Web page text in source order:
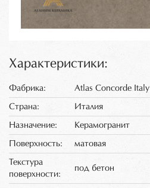
Характеристики:
Фабрика: Atlas Concorde Italy
Страна: Италия
Назначение: Керамогранит
Поверхность: матовая
Текстура
поверхности:
под бетон